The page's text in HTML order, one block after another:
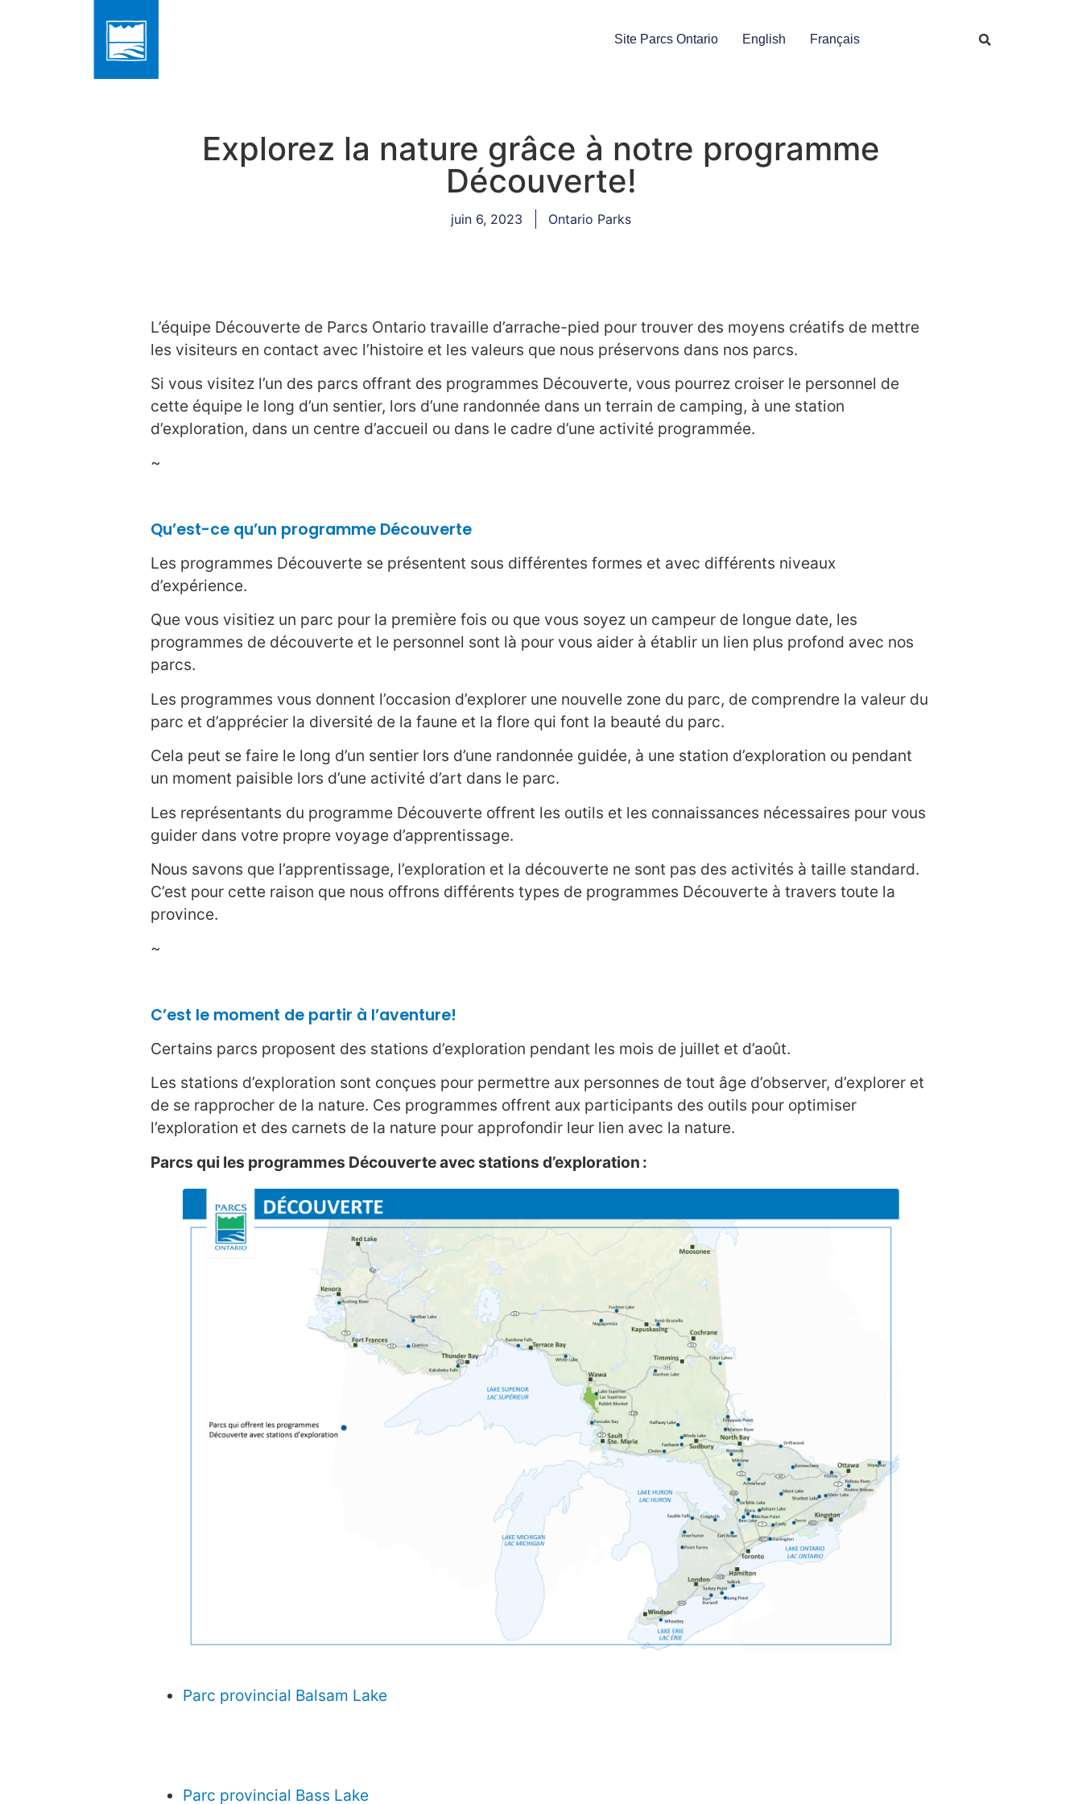
Site Parcs Ontario English Français
Explorez la nature grâce à notre programme
Découverte!
juin 6, 2023 Ontario Parks
L’équipe Découverte de Parcs Ontario travaille d’arrache-pied pour trouver des moyens créatifs de mettre
les visiteurs en contact avec l’histoire et les valeurs que nous préservons dans nos parcs.
Si vous visitez l’un des parcs offrant des programmes Découverte, vous pourrez croiser le personnel de
cette équipe le long d’un sentier, lors d’une randonnée dans un terrain de camping, à une station
d’exploration, dans un centre d’accueil ou dans le cadre d’une activité programmée.
~
Qu’est-ce qu’un programme Découverte
Les programmes Découverte se présentent sous différentes formes et avec différents niveaux
d’expérience.
Que vous visitiez un parc pour la première fois ou que vous soyez un campeur de longue date, les
programmes de découverte et le personnel sont là pour vous aider à établir un lien plus profond avec nos
parcs.
Les programmes vous donnent l’occasion d’explorer une nouvelle zone du parc, de comprendre la valeur du
parc et d’apprécier la diversité de la faune et la flore qui font la beauté du parc.
Cela peut se faire le long d’un sentier lors d’une randonnée guidée, à une station d’exploration ou pendant
un moment paisible lors d’une activité d’art dans le parc.
Les représentants du programme Découverte offrent les outils et les connaissances nécessaires pour vous
guider dans votre propre voyage d’apprentissage.
Nous savons que l’apprentissage, l’exploration et la découverte ne sont pas des activités à taille standard.
C’est pour cette raison que nous offrons différents types de programmes Découverte à travers toute la
province.
~
C’est le moment de partir à l’aventure!
Certains parcs proposent des stations d’exploration pendant les mois de juillet et d’août.
Les stations d’exploration sont conçues pour permettre aux personnes de tout âge d’observer, d’explorer et
de se rapprocher de la nature. Ces programmes offrent aux participants des outils pour optimiser
l’exploration et des carnets de la nature pour approfondir leur lien avec la nature.
Parcs qui les programmes Découverte avec stations d’exploration :
Parc provincial Balsam Lake
Parc provincial Bass Lake